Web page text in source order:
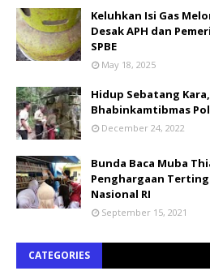
Keluhkan Isi Gas
Desak APH dan
SPBE
May 18, 2025
Hidup Sebatang
Bhabinkamtibmas
December 24, 2022
Bunda Baca Muba
Penghargaan
Nasional RI
September 15, 2021
CATEGORIES